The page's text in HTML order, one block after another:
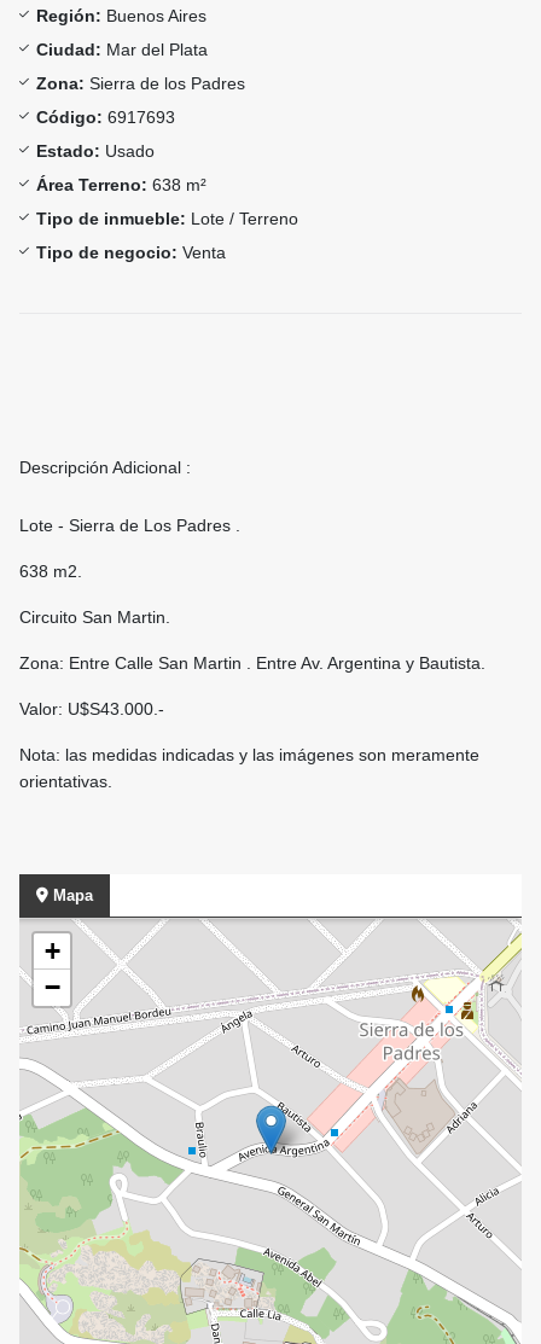
Región: Buenos Aires
Ciudad: Mar del Plata
Zona: Sierra de los Padres
Código: 6917693
Estado: Usado
Área Terreno: 638 m²
Tipo de inmueble: Lote / Terreno
Tipo de negocio: Venta
Descripción Adicional :
Lote - Sierra de Los Padres .
638 m2.
Circuito San Martin.
Zona: Entre Calle San Martin . Entre Av. Argentina y Bautista.
Valor: U$S43.000.-
Nota: las medidas indicadas y las imágenes son meramente
orientativas.
Mapa
+
−